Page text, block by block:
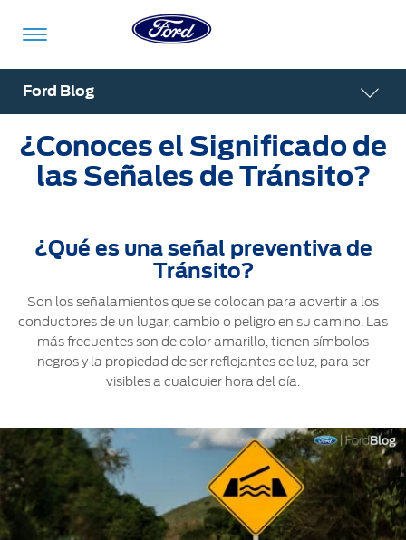
Acessibility
Vehículos
Compra
Compra
Manéjalos
Promociones
Ford
Custom
Garage
Catálogos
ShowroomVirtual
Virtual
Propietarios
Servicio
de
Servicio
Extensión
Ford
D-
Tect
Colisión y
Mi
Ford
Mi
Ford
Cita de
Servicio
Promociones
de Servicio
Tecnologías
Tecnologías
Conectividad
Confort
Desempeño
Seguridad
Trabajo
Financiamiento
Ford
Iniciar
Iniciar
Iniciar
Sesión
Cambiar
Contraseña
Ford Blog
¿Conoces el Significado de
las Señales de Tránsito?
¿Qué es una señal preventiva de
Tránsito?
Son los señalamientos que se colocan para advertir a los
conductores de un lugar, cambio o peligro en su camino. Las
más frecuentes son de color amarillo, tienen símbolos
negros y la propiedad de ser reflejantes de luz, para ser
visibles a cualquier hora del día.